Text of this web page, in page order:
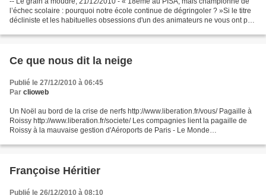
l’échec scolaire : pourquoi notre école continue de dégringoler ? »Si le titre
décliniste et les habituelles obsessions d'un des animateurs ne vous ont pas
Ce que nous dit la neige
Publié le 27/12/2010 à 06:45
Par clioweb
Un Noël au bord de la crise de nerfs http://www.liberation.fr/vous/ Pagaille à
Roissy http://www.liberation.fr/societe/ Les compagnies lient la pagaille de
Roissy à la mauvaise gestion d'Aéroports de Paris - Le Monde
Françoise Héritier
Publié le 26/12/2010 à 08:10